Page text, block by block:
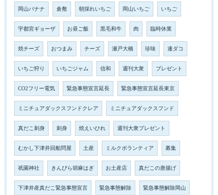
岡山バナナ 倉敷 朝採れいちご 岡山いちご いちご
宇都宮ギョーザ お昼ご飯 黒毛和牛 肉 臨時休業
焼チーズ おつまみ チーズ 瀬戸大橋 珍味 連ダコ
いちご狩り いちごジャム 信和 週刊大衆 プレゼント
CO2フリー電気 緊急事態宣言延長 緊急事態宣言延長東京
ミニチュアダックスフンドクレア ミニチュアダックスフンド
真だこ刺身 刺身 焼えいひれ 週刊大衆プレゼント
むかし下津井回船問屋 土産 ミルクボランティア 募集
祇園神社 きんぴら胡麻はぎ お土産店 真だこの唐揚げ
下津井産真だこ緊急事態宣言 緊急事態解除 緊急事態解除岡山